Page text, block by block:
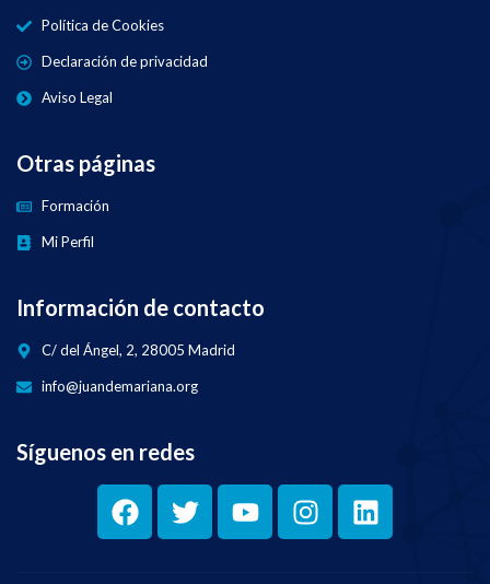
Política de Cookies
Declaración de privacidad
Aviso Legal
Otras páginas
Formación
Mi Perfil
Información de contacto
C/ del Ángel, 2, 28005 Madrid
info@juandemariana.org
Síguenos en redes